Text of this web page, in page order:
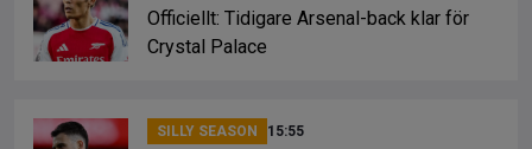
Officiellt: Tidigare Arsenal-back klar för
Crystal Palace
SILLY SEASON 15:55